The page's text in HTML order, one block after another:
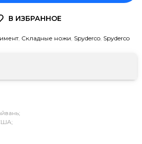
, Складные ножи, Spyderco, Spyderco